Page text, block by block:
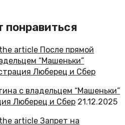
с владельцем “Машеньки”
Люберец и Сбер 21.12.2025